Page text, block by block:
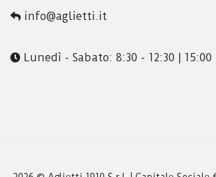
info@aglietti.it
Lunedì - Sabato: 8:30 - 12:30 | 15:00